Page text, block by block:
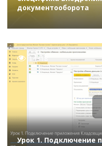
документооборота
14318
Урок 1. Подключение